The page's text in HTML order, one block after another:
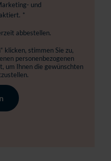
und
*
abbestellen.
klicken, stimmen Sie zu,
personenbezogenen
um Ihnen die gewünschten